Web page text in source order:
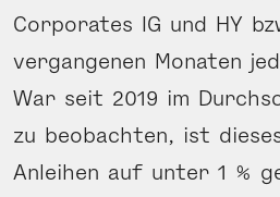
Corporates IG und HY
vergangenen Monaten
War seit 2019 im
zu beobachten, ist
Anleihen auf unter 1 %